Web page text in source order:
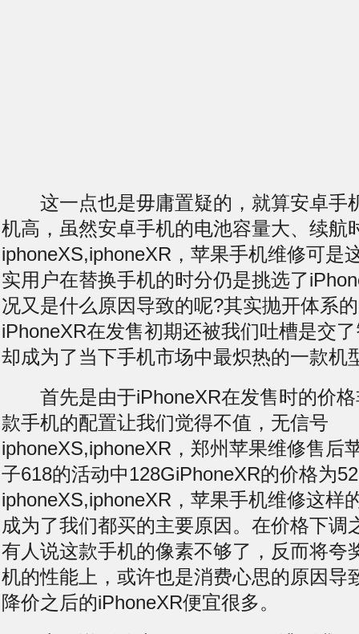
这一点也是毋庸置疑的，就算安卓手
机高，虽然安卓手机的电池容量大、续航
iphoneXS,iphoneXR，苹果手机维修可是
实用户在替换手机的时分仍是挑选了
况又是什么原因导致的呢?其实抛开体系
iPhoneXR在发售初期还被我们吐槽是交
却成为了当下手机市场中最炽热的一款机
首先是由于iPhoneXR在发售时的价格
款手机的配置让我们觉得不值， 无信号
iphoneXS,iphoneXR，郑州苹果维修售后
子618的活动中128GiPhoneXR的价格为
iphoneXS,iphoneXR，苹果手机维修这样
成为了我们都买的主要原因。在价格下调
有人说这款手机的像素不够了，反而将夸
机的性能上，或许也是消费心思的原因导
降价之后的iPhoneXR便宜很多。